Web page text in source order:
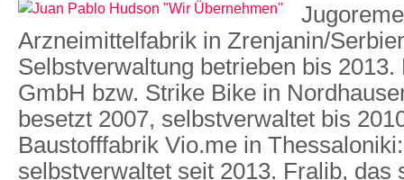
Arzneimittelfabrik in Zrenjanin/
Selbstverwaltung betrieben bis
GmbH bzw. Strike Bike in
besetzt 2007, selbstverwaltet bis
Baustofffabrik Vio.me in
selbstverwaltet seit 2013. Fralib, das